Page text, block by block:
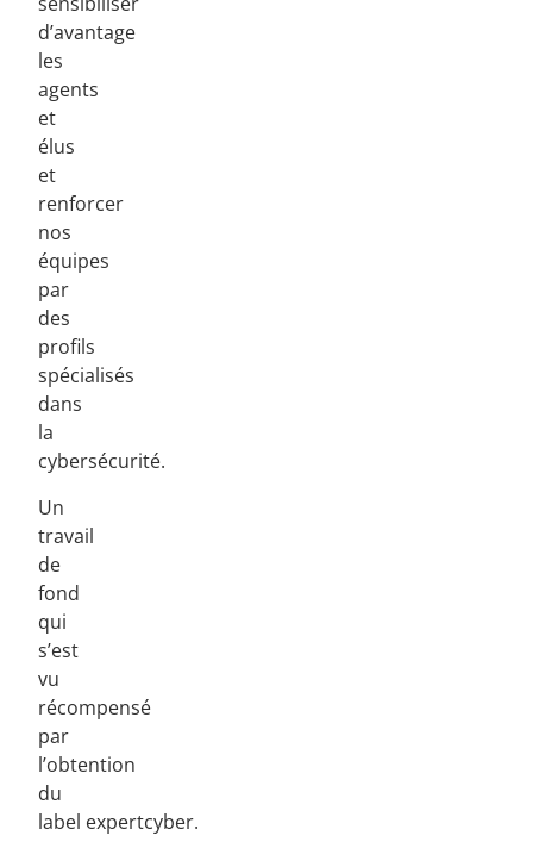
d’avantage
les
agents
et
élus
et
renforcer
nos
équipes
par
des
profils
spécialisés
dans
la
cybersécurité.
Un
travail
de
fond
qui
s’est
vu
récompensé
par
l’obtention
du
label expertcyber.